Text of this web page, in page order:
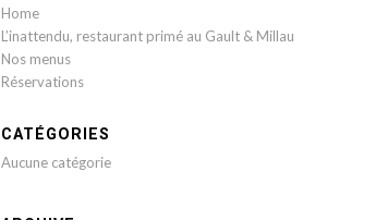
Home
L’inattendu, restaurant primé au Gault & Millau
Nos menus
Réservations
CATÉGORIES
Aucune catégorie